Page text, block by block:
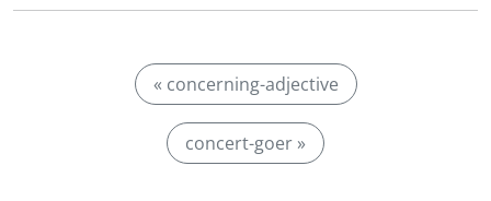
« concerning-adjective
concert-goer »